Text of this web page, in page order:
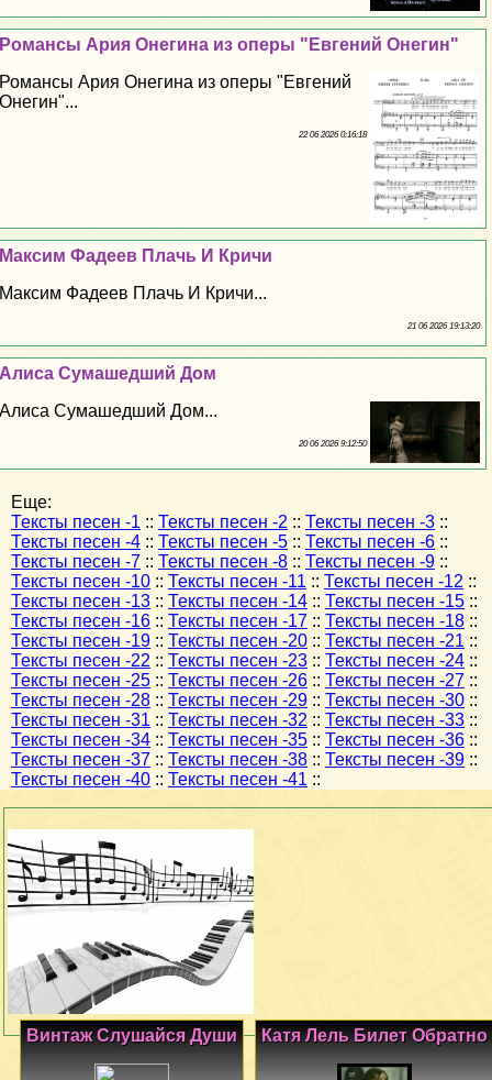
Романсы Ария Онегина из оперы "Евгений Онегин"
Романсы Ария Онегина из оперы "Евгений
Онегин"...
22 06 2026 0:16:18
Максим Фадеев Плачь И Кричи
Максим Фадеев Плачь И Кричи...
21 06 2026 19:13:20
Алиса Сумашедший Дом
Алиса Сумашедший Дом...
20 06 2026 9:12:50
Еще:
Тексты песен -1 :: Тексты песен -2 :: Тексты песен -3 ::
Тексты песен -4 :: Тексты песен -5 :: Тексты песен -6 ::
Тексты песен -7 :: Тексты песен -8 :: Тексты песен -9 ::
Тексты песен -10 :: Тексты песен -11 :: Тексты песен -12 ::
Тексты песен -13 :: Тексты песен -14 :: Тексты песен -15 ::
Тексты песен -16 :: Тексты песен -17 :: Тексты песен -18 ::
Тексты песен -19 :: Тексты песен -20 :: Тексты песен -21 ::
Тексты песен -22 :: Тексты песен -23 :: Тексты песен -24 ::
Тексты песен -25 :: Тексты песен -26 :: Тексты песен -27 ::
Тексты песен -28 :: Тексты песен -29 :: Тексты песен -30 ::
Тексты песен -31 :: Тексты песен -32 :: Тексты песен -33 ::
Тексты песен -34 :: Тексты песен -35 :: Тексты песен -36 ::
Тексты песен -37 :: Тексты песен -38 :: Тексты песен -39 ::
Тексты песен -40 :: Тексты песен -41 ::
Катя Лель Билет Обратно
Винтаж Слушайся Души